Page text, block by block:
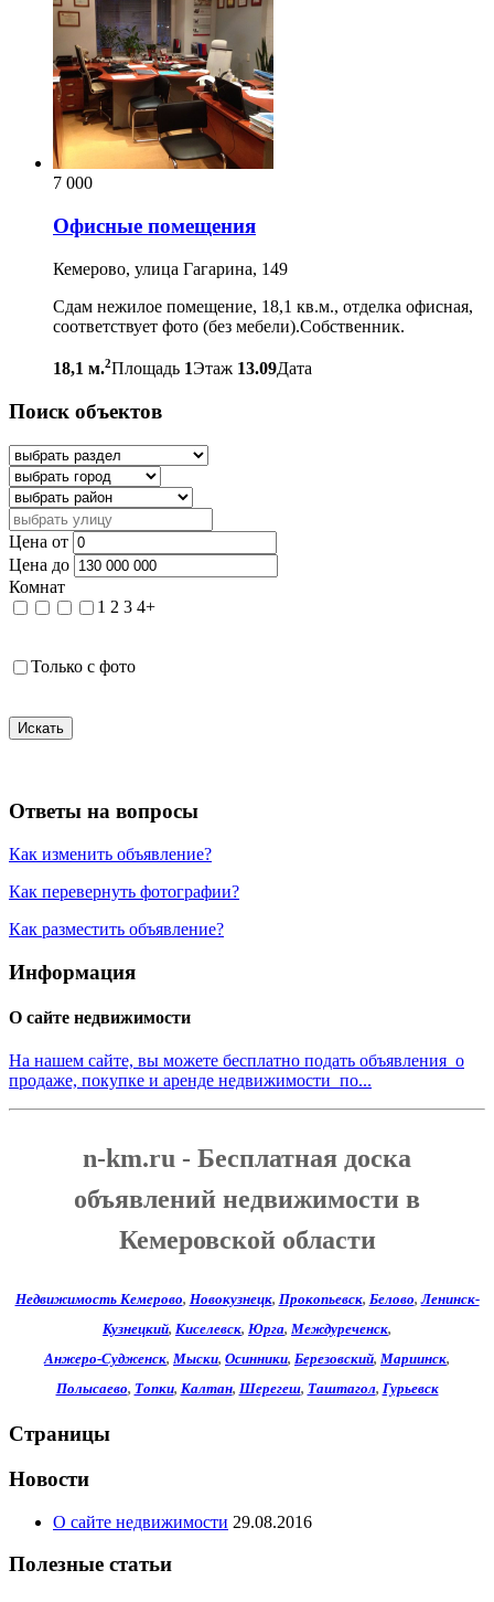
7 000
Офисные помещения
Кемерово, улица Гагарина, 149
Сдам нежилое помещение, 18,1 кв.м., отделка офисная,
соответствует фото (без мебели).Собственник.
18,1 м.2Площадь 1Этаж 13.09Дата
Поиск объектов
Цена от
Цена до
Комнат
1 2 3 4+
Только с фото
Искать
Ответы на вопросы
Как изменить объявление?
Как перевернуть фотографии?
Как разместить объявление?
Информация
О сайте недвижимости
На нашем сайте, вы можете бесплатно подать объявления о
продаже, покупке и аренде недвижимости по...
n-km.ru - Бесплатная доска
объявлений недвижимости в
Кемеровской области
Недвижимость Кемерово, Новокузнецк, Прокопьевск, Белово,Ленинск-
Кузнецкий, Киселевск, Юрга, Междуреченск,
Анжеро-Судженск, Мыски, Осинники, Березовский, Мариинск,
Полысаево, Топки, Калтан, Шерегеш, Таштагол, Гурьевск
Страницы
Новости
О сайте недвижимости 29.08.2016
Полезные статьи